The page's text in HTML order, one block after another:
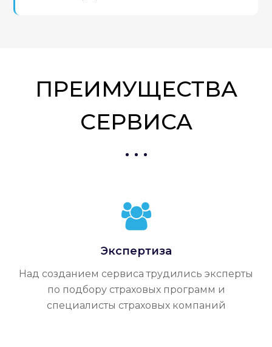
ПРЕИМУЩЕСТВА
СЕРВИСА
Экспертиза
Над созданием сервиса трудились эксперты
по подбору страховых программ и
специалисты страховых компаний